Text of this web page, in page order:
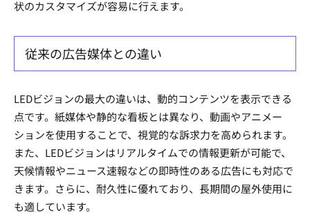
状のカスタマイズが容易に行えます。
従来の広告媒体との違い
LEDビジョンの最大の違いは、動的コンテンツを表示できる
点です。紙媒体や静的な看板とは異なり、動画やアニメー
ションを使用することで、視覚的な訴求力を高められます。
また、LEDビジョンはリアルタイムでの情報更新が可能で、
天候情報やニュース速報などの即時性のある広告にも対応で
きます。さらに、耐久性に優れており、長期間の屋外使用に
も適しています。